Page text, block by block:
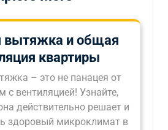
вытяжка и общая
квартиры
– это не панацея от
с вентиляцией! Узнайте,
действительно решает и
здоровый микроклимат в